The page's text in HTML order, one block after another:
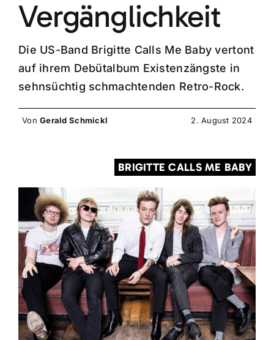
Vergänglichkeit
Die US-Band Brigitte Calls Me Baby vertont
auf ihrem Debütalbum Existenzängste in
sehnsüchtig schmachtenden Retro-Rock.
VonGerald Schmickl 2. August 2024
BRIGITTE CALLS ME BABY